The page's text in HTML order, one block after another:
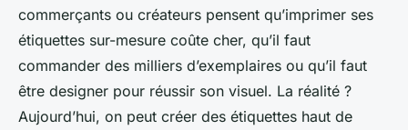
Meissa•04/06/2026 14:59•9 min de lecture
commerçants ou créateurs pensent qu’imprimer ses
étiquettes sur-mesure coûte cher, qu’il faut
commander des milliers d’exemplaires ou qu’il faut
être designer pour réussir son visuel. La réalité ?
Aujourd’hui, on peut créer des étiquettes haut de